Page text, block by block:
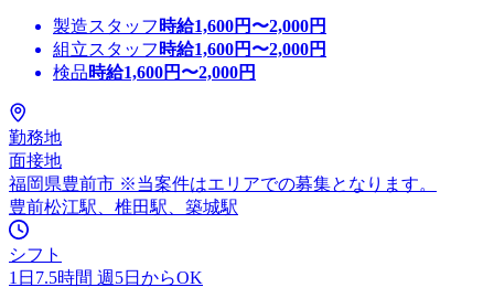
製造スタッフ 時給1,600円〜2,000円
組立スタッフ 時給1,600円〜2,000円
検品時給1,600円〜2,000円
勤務地
面接地
福岡県豊前市 ※当案件はエリアでの募集となります。
豊前松江駅、椎田駅、築城駅
シフト
1日7.5時間 週5日からOK